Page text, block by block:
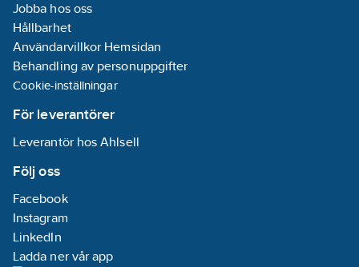
Jobba hos oss
Hållbarhet
Användarvillkor Hemsidan
Behandling av personuppgifter
Cookie-inställningar
För leverantörer
Leverantör hos Ahlsell
Följ oss
Facebook
Instagram
LinkedIn
Ladda ner vår app